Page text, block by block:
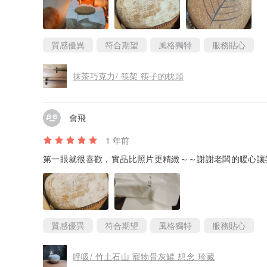
質感優異 符合期望 風格獨特 服務貼心
抹茶巧克力/ 筷架 筷子的枕頭
會飛
1 年前
第一眼就很喜歡，實品比照片更精緻～～謝謝老闆的暖心
質感優異 符合期望 風格獨特 服務貼心
呼吸/ 竹土石山 寵物骨灰罐 想念 珍藏